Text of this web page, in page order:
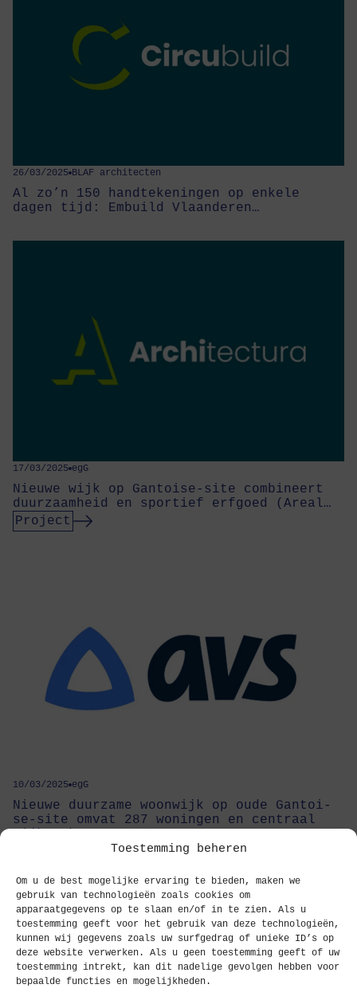
Toestemming beheren
Om u de best mogelijke ervaring te bieden, maken we
gebruik van technologieën zoals cookies om
apparaatgegevens op te slaan en/of in te zien. Als u
toestemming geeft voor het gebruik van deze technologieën,
kunnen wij gegevens zoals uw surfgedrag of unieke ID’s op
deze website verwerken. Als u geen toestemming geeft of uw
toestemming intrekt, kan dit nadelige gevolgen hebben voor
bepaalde functies en mogelijkheden.
26/03/2025 BLAF architecten
Al zo’n 150 handtekeningen op enkele
dagen tijd: Embuild Vlaanderen…
17/03/2025 egG
Nieuwe wijk op Gantoise-site combineert
duurzaamheid en sportief erfgoed (Areal…
Project
10/03/2025 egG
Nieu­we duur­za­me woon­wijk op oude Gan­toi­
se-site omvat 287 wonin­gen en cen­traal